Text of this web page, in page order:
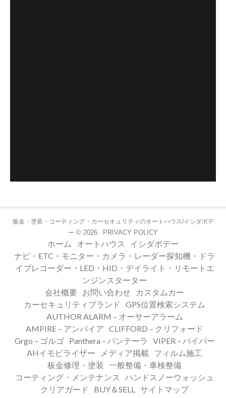
板金・塗装・コーティング・カーセキュリティのオートハウス/イシダボデ
ー © 2026. PRIVACY POLICY
ホーム オートハウス
イシダボデー
ナビ・ETC・モニター・カメラ・レーダー探知機・ドラ
イブレコーダー・LED・HID・デイライト・リモートエ
ンジンスターター
会社概要
お問い合わせ
カスタムカー
カーセキュリティブランド
GPS位置検索システム
AUTHOR ALARM – オーサーアラーム
AMPIRE – アンパイア CLIFFORD – クリフォード
Grgo – ゴルゴ
Panthera – パンテーラ
VIPER – バイパー
AHイモビライザー
メディア掲載
フィルム施工
板金修理・塗装 一般整備・車検整備
コーティング・メンテナンス
ハンドスノーウォッシュ
クリアガード
BUY＆SELL
サイトマップ